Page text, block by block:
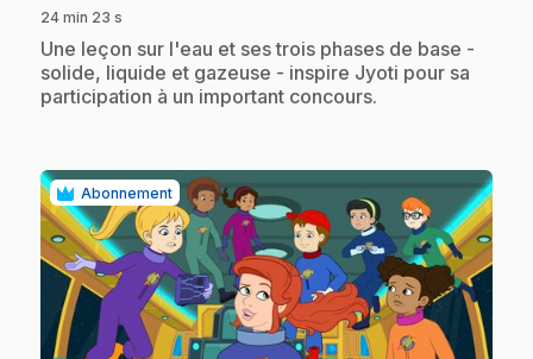
24 min 23 s
.Une leçon sur l'eau et ses trois phases de base -
solide, liquide et gazeuse - inspire Jyoti pour sa
participation à un important concours.
Abonnement